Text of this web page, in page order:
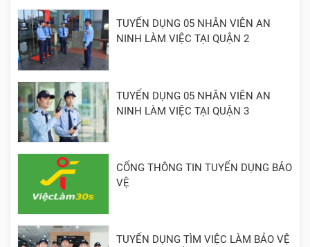
TUYỂN DỤNG 05 NHÂN VIÊN AN
NINH LÀM VIỆC TẠI QUẬN 2
TUYỂN DỤNG 05 NHÂN VIÊN AN
NINH LÀM VIỆC TẠI QUẬN 3
CỔNG THÔNG TIN TUYỂN DỤNG BẢO
VỆ
TUYỂN DỤNG TÌM VIỆC LÀM BẢO VỆ